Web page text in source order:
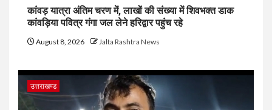
कांवड़ यात्रा अंतिम चरण में, लाखों की संख्या में शिवभक्त डाक
कांवड़िया पवित्र गंगा जल लेने हरिद्वार पहुंच रहे
August 8, 2026 Jalta Rashtra News
उत्तराखण्ड